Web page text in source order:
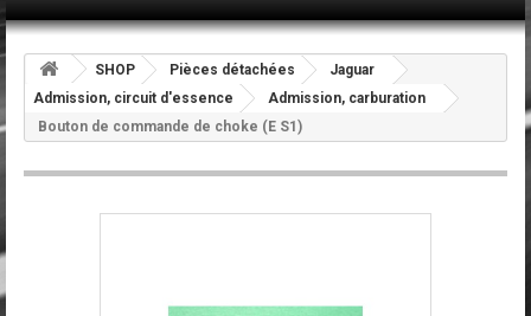
SHOP Pièces détachées
Jaguar
Admission, circuit d'essence
Admission, carburation
Bouton de commande de choke (E S1)